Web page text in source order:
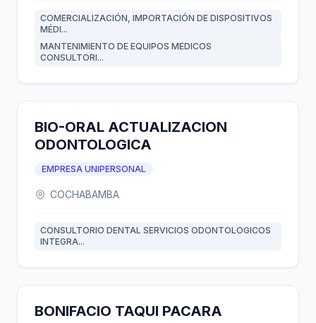
COMERCIALIZACIÓN, IMPORTACIÓN DE DISPOSITIVOS
MÉDI...
MANTENIMIENTO DE EQUIPOS MEDICOS
CONSULTORI...
BIO-ORAL ACTUALIZACION
ODONTOLOGICA
EMPRESA UNIPERSONAL
COCHABAMBA
CONSULTORIO DENTAL SERVICIOS ODONTOLOGICOS
INTEGRA...
BONIFACIO TAQUI PACARA